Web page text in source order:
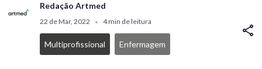
Redação Artmed
22 de Mar, 2022 • 4 min de leitura
Multiprofissional Enfermagem